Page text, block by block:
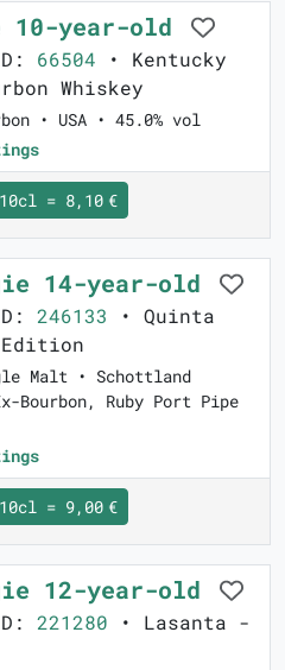
10-year-old
66504 • Kentucky
Whiskey
• USA • 45.0% vol
10cl = 8,10 €
14-year-old
246133 • Quinta
Malt • Schottland
Bourbon, Ruby Port Pipe
10cl = 9,00 €
12-year-old
221280 • Lasanta -